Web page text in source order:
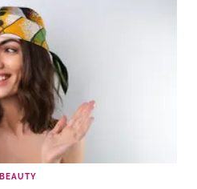
BEAUTY